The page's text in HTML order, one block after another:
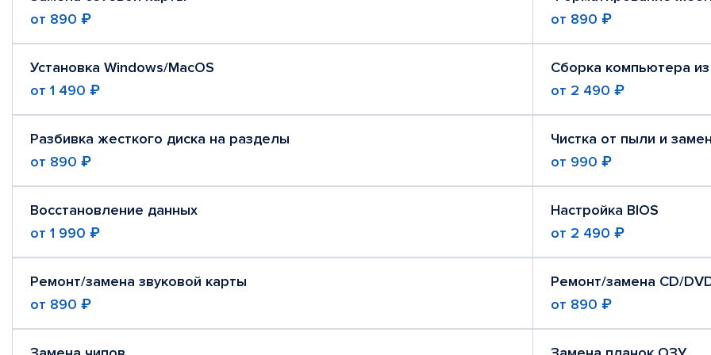
от 890 ₽
от 890 ₽
Установка Windows/MacOS
от 1 490 ₽
Сборка компьютера
от 2 490 ₽
Разбивка жесткого диска на разделы
от 890 ₽
Чистка от пыли и
от 990 ₽
Восстановление данных
от 1 990 ₽
Настройка BIOS
от 2 490 ₽
Ремонт/замена звуковой карты
от 890 ₽
Ремонт/замена CD/
от 890 ₽